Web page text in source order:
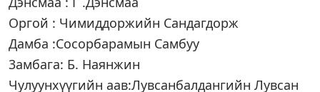
Оргой : Чимиддоржийн Сандагдорж
Дамба :Сосорбарамын Самбуу
3амбага: Б. Наянжин
Чулуунхүүгийн аав:Лувсанбалдангийн Лувсан